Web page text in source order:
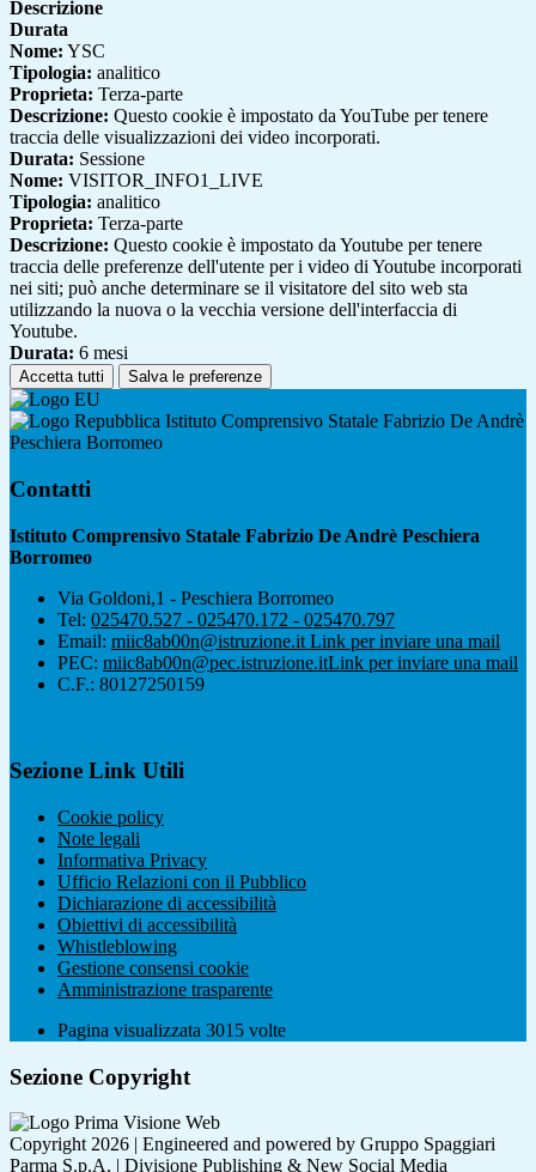
Descrizione
Durata
Nome: YSC
Tipologia: analitico
Proprieta: Terza-parte
Descrizione: Questo cookie è impostato da YouTube per tenere
traccia delle visualizzazioni dei video incorporati.
Durata: Sessione
Nome: VISITOR_INFO1_LIVE
Tipologia: analitico
Proprieta: Terza-parte
Descrizione: Questo cookie è impostato da Youtube per tenere
traccia delle preferenze dell'utente per i video di Youtube incorporati
nei siti; può anche determinare se il visitatore del sito web sta
utilizzando la nuova o la vecchia versione dell'interfaccia di
Youtube.
Durata: 6 mesi
Accetta tutti Salva le preferenze
Istituto Comprensivo Statale Fabrizio De Andrè
Peschiera Borromeo
Contatti
Istituto Comprensivo Statale Fabrizio De Andrè Peschiera
Borromeo
Via Goldoni,1 - Peschiera Borromeo
Tel: 025470.527 - 025470.172 - 025470.797
Email: miic8ab00n@istruzione.it Link per inviare una mail
PEC: miic8ab00n@pec.istruzione.itLink per inviare una mail
C.F.: 80127250159
Sezione Link Utili
Cookie policy
Note legali
Informativa Privacy
Ufficio Relazioni con il Pubblico
Dichiarazione di accessibilità
Obiettivi di accessibilità
Whistleblowing
Gestione consensi cookie
Amministrazione trasparente
Pagina visualizzata 3015 volte
Sezione Copyright
Copyright 2026 | Engineered and powered by Gruppo Spaggiari
Parma S.p.A. | Divisione Publishing & New Social Media